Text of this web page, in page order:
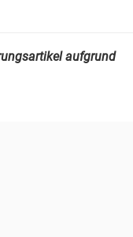
aufgrund